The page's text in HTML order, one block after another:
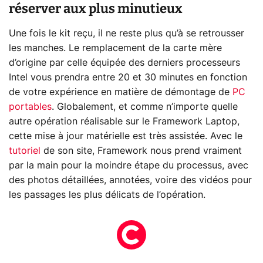
réserver aux plus minutieux
Une fois le kit reçu, il ne reste plus qu’à se retrousser
les manches. Le remplacement de la carte mère
d’origine par celle équipée des derniers processeurs
Intel vous prendra entre 20 et 30 minutes en fonction
de votre expérience en matière de démontage de PC
portables. Globalement, et comme n’importe quelle
autre opération réalisable sur le Framework Laptop,
cette mise à jour matérielle est très assistée. Avec le
tutoriel de son site, Framework nous prend vraiment
par la main pour la moindre étape du processus, avec
des photos détaillées, annotées, voire des vidéos pour
les passages les plus délicats de l’opération.